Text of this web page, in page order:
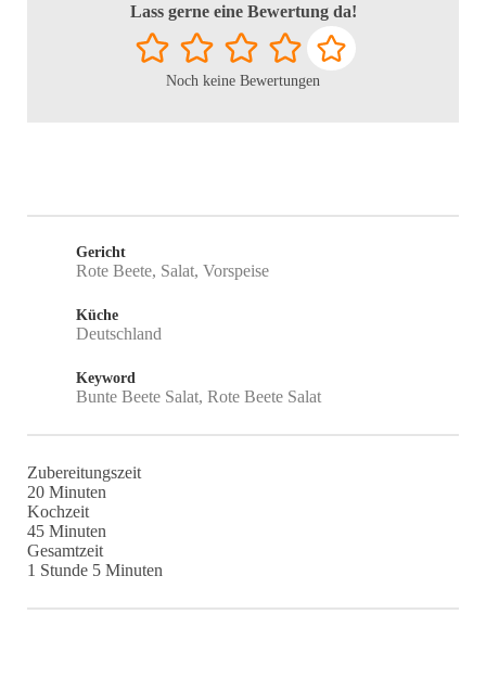
Lass gerne eine Bewertung da!
Noch keine Bewertungen
Gericht
Rote Beete, Salat, Vorspeise
Küche
Deutschland
Keyword
Bunte Beete Salat, Rote Beete Salat
Zubereitungszeit
20Minuten
Minuten
Kochzeit
45Minuten
Minuten
Gesamtzeit
1 Stunde
Stunde 5Minuten
Minuten